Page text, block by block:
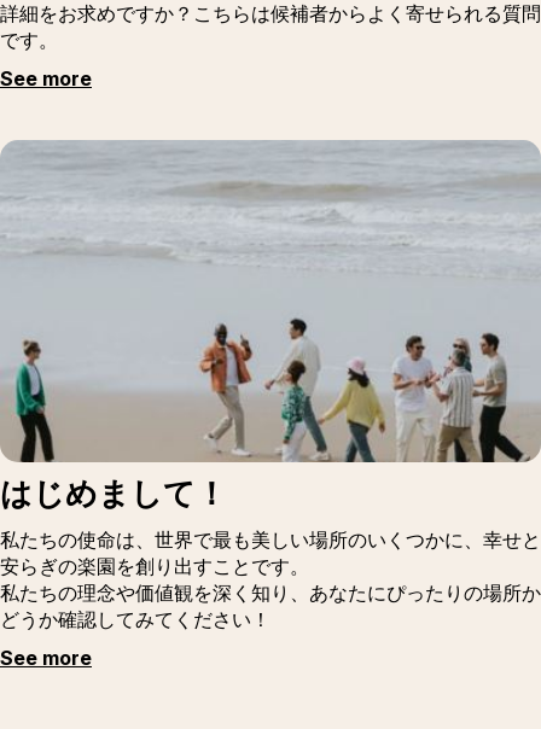
詳細をお求めですか？こちらは候補者からよく寄せられる質問
です。
See more
はじめまして！
私たちの使命は、世界で最も美しい場所のいくつかに、幸せと
安らぎの楽園を創り出すことです。
私たちの理念や価値観を深く知り、あなたにぴったりの場所か
どうか確認してみてください！
See more